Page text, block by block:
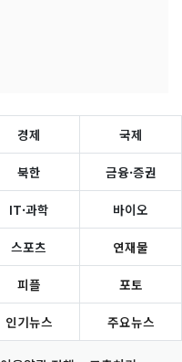
경제 국제
북한 금융·증권
IT·과학 바이오
스포츠 연재물
피플 포토
인기뉴스 주요뉴스